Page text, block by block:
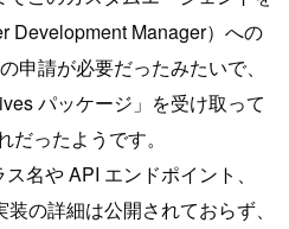
Development Manager）への
申請が必要だったみたいで、
パッケージ」を受け取って
ったようです。
名や API エンドポイント、
の詳細は公開されておらず、